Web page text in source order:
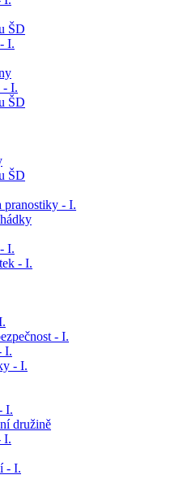
ŠD
I.
- I.
ŠD
ŠD
pranostiky - I.
I.
- I.
- I.
I.
- I.
I.
družině
I.
- I.